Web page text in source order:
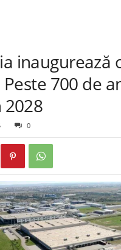
inaugurează
700 de
2028
0